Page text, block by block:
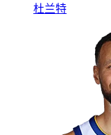
杜兰特